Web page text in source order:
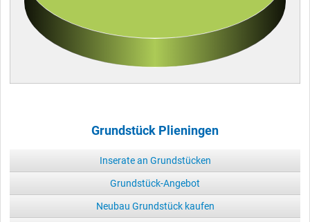
Grundstück Plieningen
Inserate an Grundstücken
Grundstück-Angebot
Neubau Grundstück kaufen